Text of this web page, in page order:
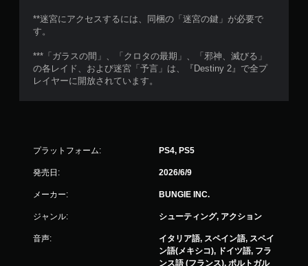
り
ュ
ー
を
作
す
**迷宮にアクセスするには、同梱の「迷宮の鍵」が必要で
す。
***「ガラスの間」、「クロタの最期」、「邪神、滅びる」
の各レイド、および迷宮「予言」は、『Destiny 2』で全プ
レイヤーに開放されています。
プラットフォーム: PS4, PS5
発売日: 2026/6/9
メーカー: BUNGIE INC.
ジャンル: シューティング, アクション
音声:
イタリア語, スペイン語, スペイ
ン語(メキシコ), ドイツ語, フラ
ンス語 (フランス), ポルトガル